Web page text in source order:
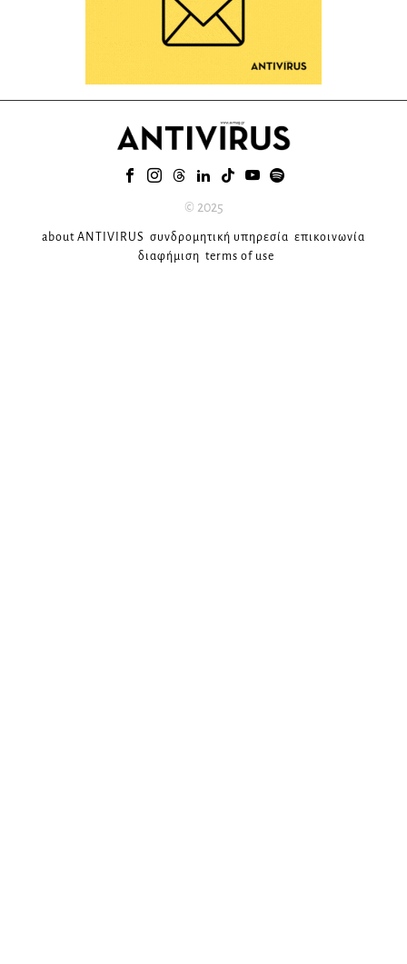
© 2025
about ANTIVIRUS συνδρομητική υπηρεσία επικοινωνία
διαφήμιση terms of use